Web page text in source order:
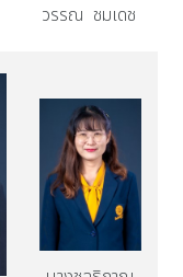
วรรณ ชมเดช